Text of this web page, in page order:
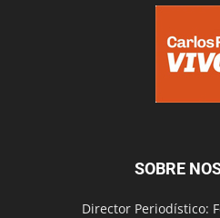
SOBRE
Director Periodístico: